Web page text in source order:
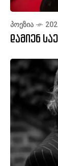
ᲞᲝᲔᲖᲘᲐ
დამიენ